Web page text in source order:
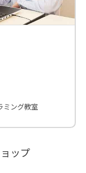
ミング教室
ップ